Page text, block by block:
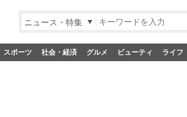
ニュース・特集
スポーツ 社会・経済 グルメ ビューティ ライフ